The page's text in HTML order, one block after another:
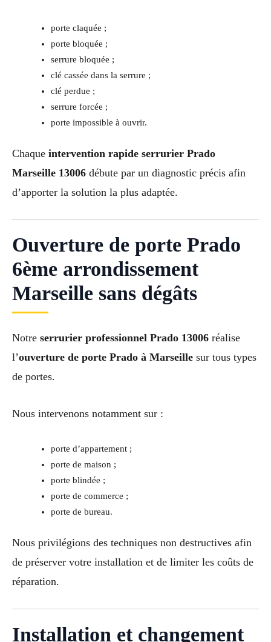
porte claquée ;
porte bloquée ;
serrure bloquée ;
clé cassée dans la serrure ;
clé perdue ;
serrure forcée ;
porte impossible à ouvrir.
Chaque intervention rapide serrurier Prado
Marseille 13006 débute par un diagnostic précis afin
d’apporter la solution la plus adaptée.
Ouverture de porte Prado
6ème arrondissement
Marseille sans dégâts
Notre serrurier professionnel Prado 13006 réalise
l’ouverture de porte Prado à Marseille sur tous types
de portes.
Nous intervenons notamment sur :
porte d’appartement ;
porte de maison ;
porte blindée ;
porte de commerce ;
porte de bureau.
Nous privilégions des techniques non destructives afin
de préserver votre installation et de limiter les coûts de
réparation.
Installation et changement